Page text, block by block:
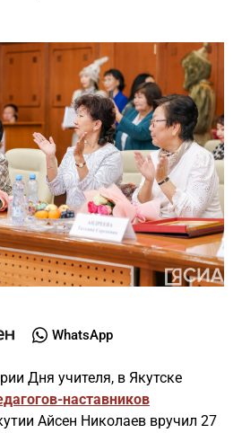
WhatsApp
Дня учителя, в Якутске
наставников
Айсен Николаев вручил 27